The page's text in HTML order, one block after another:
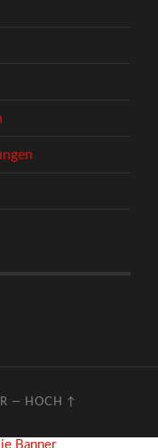
— HOCH ↑
Banner